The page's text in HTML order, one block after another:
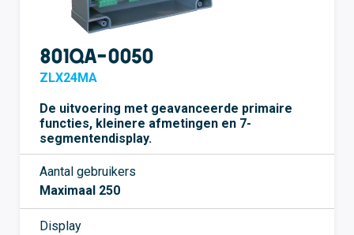
801QA-0050
ZLX24MA
De uitvoering met geavanceerde primaire
functies, kleinere afmetingen en 7-
segmentendisplay.
Aantal gebruikers
Maximaal 250
Display